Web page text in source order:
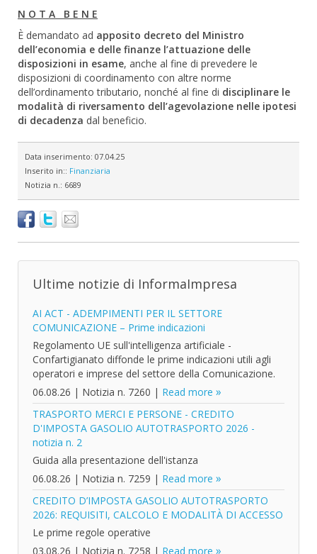
N O T A B E N E
È demandato ad apposito decreto del Ministro
dell’economia e delle finanze l’attuazione delle
disposizioni in esame, anche al fine di prevedere le
disposizioni di coordinamento con altre norme
dell’ordinamento tributario, nonché al fine di disciplinare le
modalità di riversamento dell’agevolazione nelle ipotesi
di decadenza dal beneficio.
Data inserimento: 07.04.25
Inserito in:: Finanziaria
Notizia n.: 6689
Ultime notizie di InformaImpresa
AI ACT - ADEMPIMENTI PER IL SETTORE
COMUNICAZIONE – Prime indicazioni
Regolamento UE sull'intelligenza artificiale -
Confartigianato diffonde le prime indicazioni utili agli
operatori e imprese del settore della Comunicazione.
06.08.26 | Notizia n. 7260 | Read more
TRASPORTO MERCI E PERSONE - CREDITO
D'IMPOSTA GASOLIO AUTOTRASPORTO 2026 -
notizia n. 2
Guida alla presentazione dell'istanza
06.08.26 | Notizia n. 7259 | Read more
CREDITO D’IMPOSTA GASOLIO AUTOTRASPORTO
2026: REQUISITI, CALCOLO E MODALITÀ DI ACCESSO
Le prime regole operative
03.08.26 | Notizia n. 7258 | Read more